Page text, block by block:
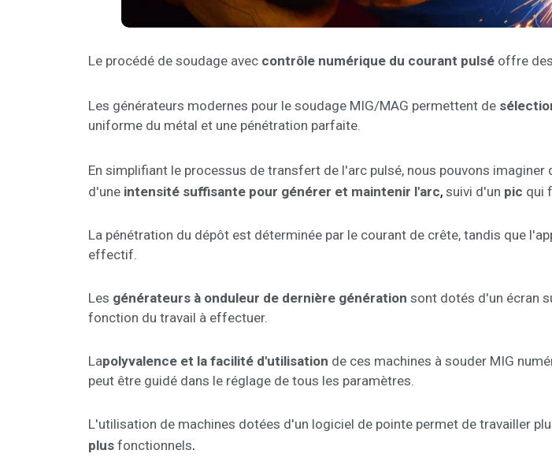
Le procédé de soudage avec contrôle numérique du courant pulsé offre des
Les générateurs modernes pour le soudage MIG/MAG permettent de
uniforme du métal et une pénétration parfaite.
En simplifiant le processus de transfert de l'arc pulsé, nous pouvons imaginer
d'une intensité suffisante pour générer et maintenir l'arc, suivi d'un pic qui
La pénétration du dépôt est déterminée par le courant de crête, tandis que
effectif.
Les générateurs à onduleur de dernière génération sont dotés d'un écran
fonction du travail à effectuer.
Lapolyvalence et la facilité d'utilisation de ces machines à souder MIG
peut être guidé dans le réglage de tous les paramètres.
L'utilisation de machines dotées d'un logiciel de pointe permet de travailler
plus fonctionnels.